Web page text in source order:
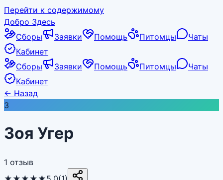
Перейти к содержимому
Добро Здесь
Сборы
Заявки Помощь Питомцы
Чаты
Кабинет
Сборы
Заявки Помощь Питомцы
Чаты
Кабинет
← Назад
З
Зоя Угер
1 отзыв